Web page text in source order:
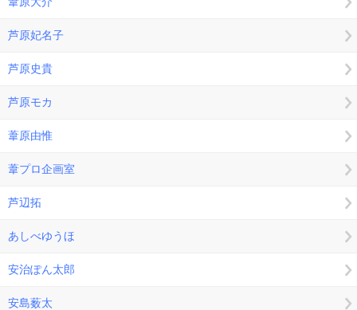
芦原妃名子
芦原史貴
芦原モカ
葦原由惟
葦プロ企画室
芦辺拓
あしべゆうほ
安治ぽん太郎
安島薮太